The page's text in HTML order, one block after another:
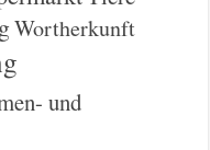
Wortherkunft
und